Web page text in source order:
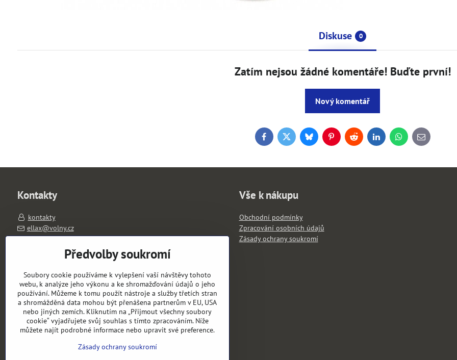
Diskuse 0
Zatím nejsou žádné komentáře! Buďte první!
Nový komentář
FacebookTwitterBlueskyPinterestRedditLinkedInWhatsApp
E-
mail
Kontakty
kontakty
ellax@volny.cz
603263026
PO-PÁ 11-18 hod.
výdejní místo: Slavíkova 1657/1, 120 00 Praha 2
Objednávky
Stav objednávky
Vše k nákupu
Obchodní podmínky
Zpracování osobních údajů
Zásady ochrany soukromí
Předvolby soukromí
Soubory cookie používáme k vylepšení vaší návštěvy tohoto
webu, k analýze jeho výkonu a ke shromažďování údajů o jeho
používání. Můžeme k tomu použít nástroje a služby třetích stran
a shromážděná data mohou být přenášena partnerům v EU, USA
nebo jiných zemích. Kliknutím na „Přijmout všechny soubory
cookie“ vyjadřujete svůj souhlas s tímto zpracováním. Níže
můžete najít podrobné informace nebo upravit své preference.
Zásady ochrany soukromí